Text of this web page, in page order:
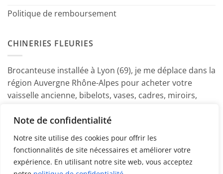
Note de confidentialité
Notre site utilise des cookies pour offrir les
fonctionnalités de site nécessaires et améliorer votre
expérience. En utilisant notre site web, vous acceptez
Politique de remboursement
CHINERIES FLEURIES
Brocanteuse installée à Lyon (69), je me déplace dans la
région Auvergne Rhône-Alpes pour acheter votre
vaisselle ancienne, bibelots, vases, cadres, miroirs,
Marine